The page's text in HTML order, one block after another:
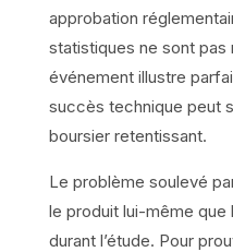
approbation
statistiques ne sont
événement illustre
succès technique peut
boursier retentissant.
Le problème soulevé
le produit lui-même
durant l’étude. Pour